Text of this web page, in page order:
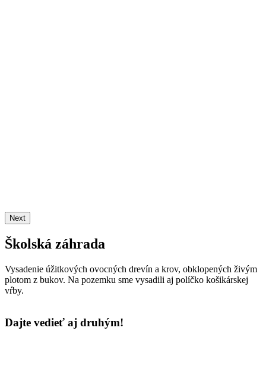
Next
Školská záhrada
Vysadenie úžitkových ovocných drevín a krov, obklopených živým
plotom z bukov. Na pozemku sme vysadili aj políčko košikárskej
vŕby.
Dajte vedieť aj druhým!